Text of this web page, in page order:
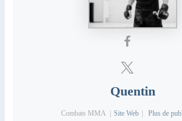
Quentin
Combats MMA | Site Web | Plus de